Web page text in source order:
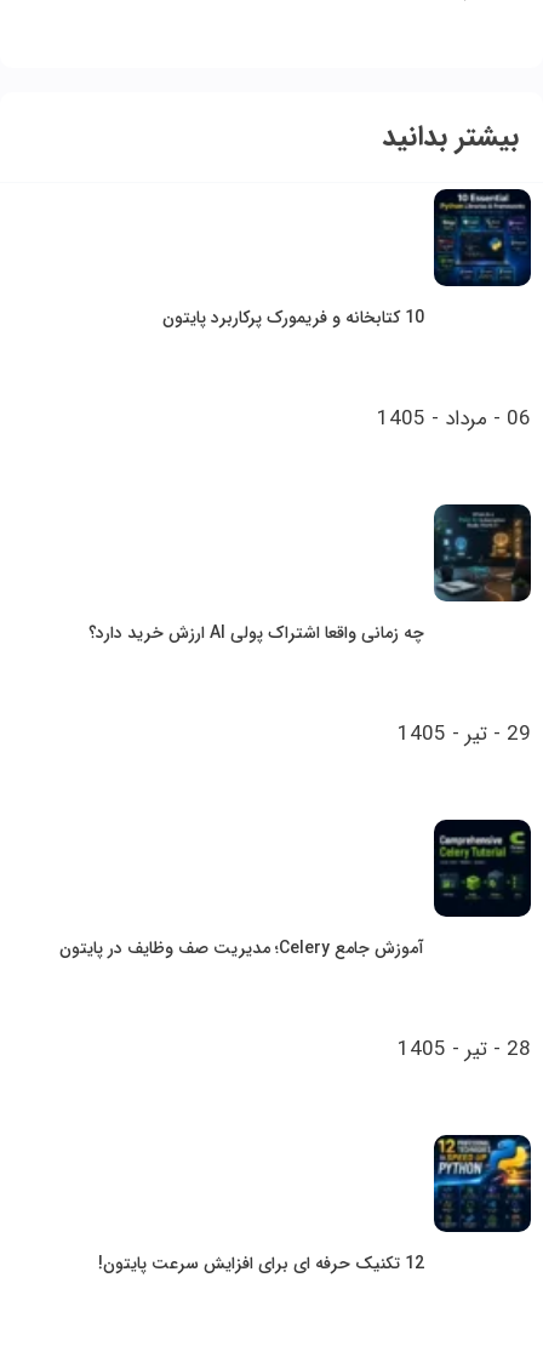
بیشتر بدانید
10 کتابخانه و فریمورک پرکاربرد پایتون
06 - مرداد - 1405
چه زمانی واقعا اشتراک پولی AI ارزش خرید دارد؟
29 - تیر - 1405
آموزش جامع Celery؛ مدیریت صف وظایف در پایتون
28 - تیر - 1405
12 تکنیک حرفه ای برای افزایش سرعت پایتون!